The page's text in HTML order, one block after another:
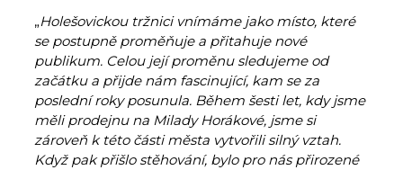
„Holešovickou tržnici vnímáme jako místo, které
se postupně proměňuje a přitahuje nové
publikum. Celou její proměnu sledujeme od
začátku a přijde nám fascinující, kam se za
poslední roky posunula. Během šesti let, kdy jsme
měli prodejnu na Milady Horákové, jsme si
zároveň k této části města vytvořili silný vztah.
Když pak přišlo stěhování, bylo pro nás přirozené